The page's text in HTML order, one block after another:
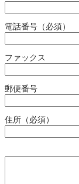
電話番号（必須）
ファックス
郵便番号
住所（必須）